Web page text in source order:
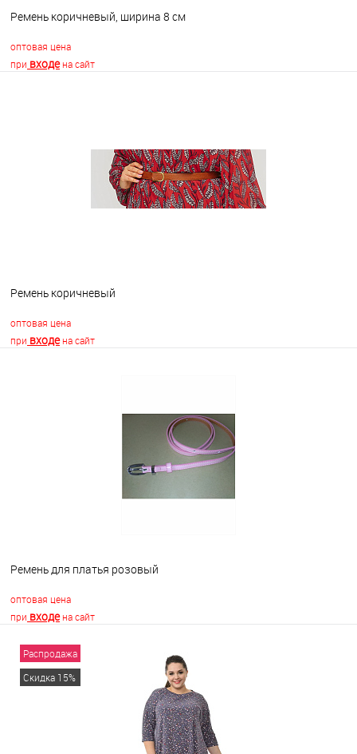
Ремень коричневый, ширина 8 см
оптовая цена
при входена сайт
В наличии
Ремень коричневый
оптовая цена
при входена сайт
Недоступно
Ремень для платья розовый
оптовая цена
при входена сайт
В корзину
Распродажа
Скидка 15%